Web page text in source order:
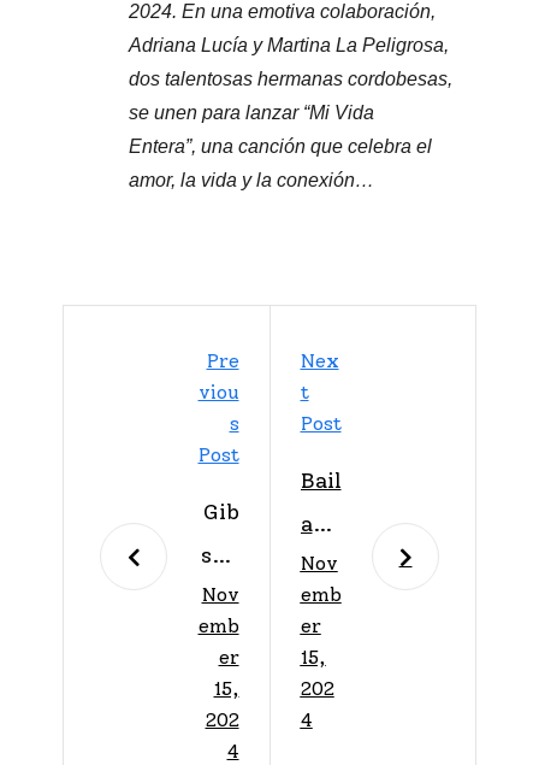
2024. En una emotiva colaboración,
Adriana Lucía y Martina La Peligrosa,
dos talentosas hermanas cordobesas,
se unen para lanzar “Mi Vida
Entera”, una canción que celebra el
amor, la vida y la conexión…
Pre
Viou
S
Post
Gib
son
cel
ebr
a
en
Nov
emb
er
15,
202
4
Nex
T
Post
Bail
a
Co
nm
igo
Fes
Nov
emb
er
15,
202
4